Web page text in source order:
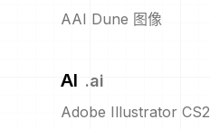
AAI Dune 图像
AI .ai
Adobe Illustrator CS2